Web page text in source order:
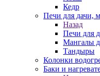
Кедр
Печи для дачи,
Назад
Печи для
Мангалы
Тандыры
Колонки
Баки и